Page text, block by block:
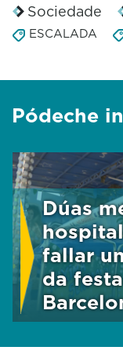
Sociedade
ESCALADA
Pódeche
Dúas
fallar
da